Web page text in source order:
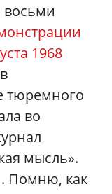
восьми
1968
тюремного
во
мысль».
Помню, как